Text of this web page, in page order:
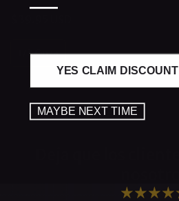
KISS™ COPULINS
1/2 Onza
YES CLAIM DISCOUNT
MAYBE NEXT TIME